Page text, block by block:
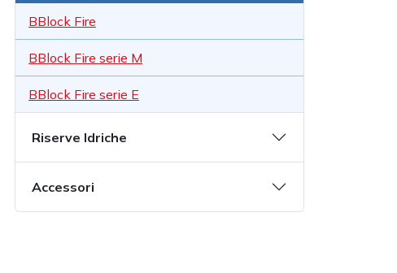
BBlock Fire
BBlock Fire serie M
BBlock Fire serie E
Riserve Idriche
Accessori